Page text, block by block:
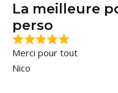
La meilleure
perso
Merci pour tout
Nico